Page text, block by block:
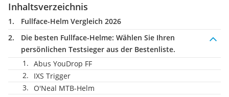
Inhaltsverzeichnis
Fullface-Helm Vergleich 2026
Die besten Fullface-Helme: Wählen Sie Ihren
persönlichen Testsieger aus der Bestenliste.
Abus YouDrop FF
IXS Trigger
O'Neal MTB-Helm